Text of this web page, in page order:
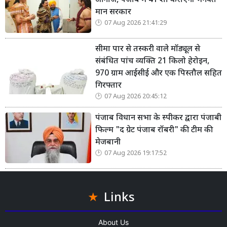
मान सरकार
07 Aug 2026 21:41:29
सीमा पार से तस्करी वाले मॉड्यूल से
संबंधित पांच व्यक्ति 21 किलो हेरोइन,
970 ग्राम आईसीई और एक पिस्तौल सहित
गिरफ्तार
07 Aug 2026 20:45:12
पंजाब विधान सभा के स्पीकर द्वारा पंजाबी
फिल्म "द ग्रेट पंजाब रॉबरी" की टीम की
मेजबानी
07 Aug 2026 19:17:52
Links
About Us